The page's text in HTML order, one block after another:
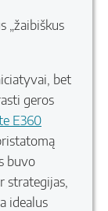
„žaibiškus
bet
geros
E360
buvo
strategijas,
idealus